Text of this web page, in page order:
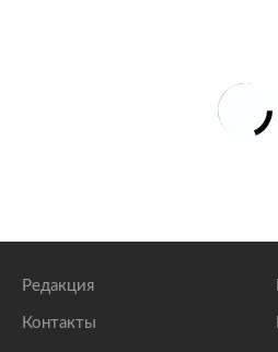
Редакция
Контакты